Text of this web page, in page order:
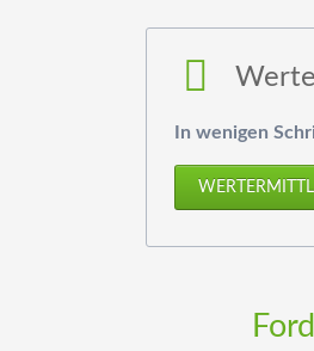
In wenigen